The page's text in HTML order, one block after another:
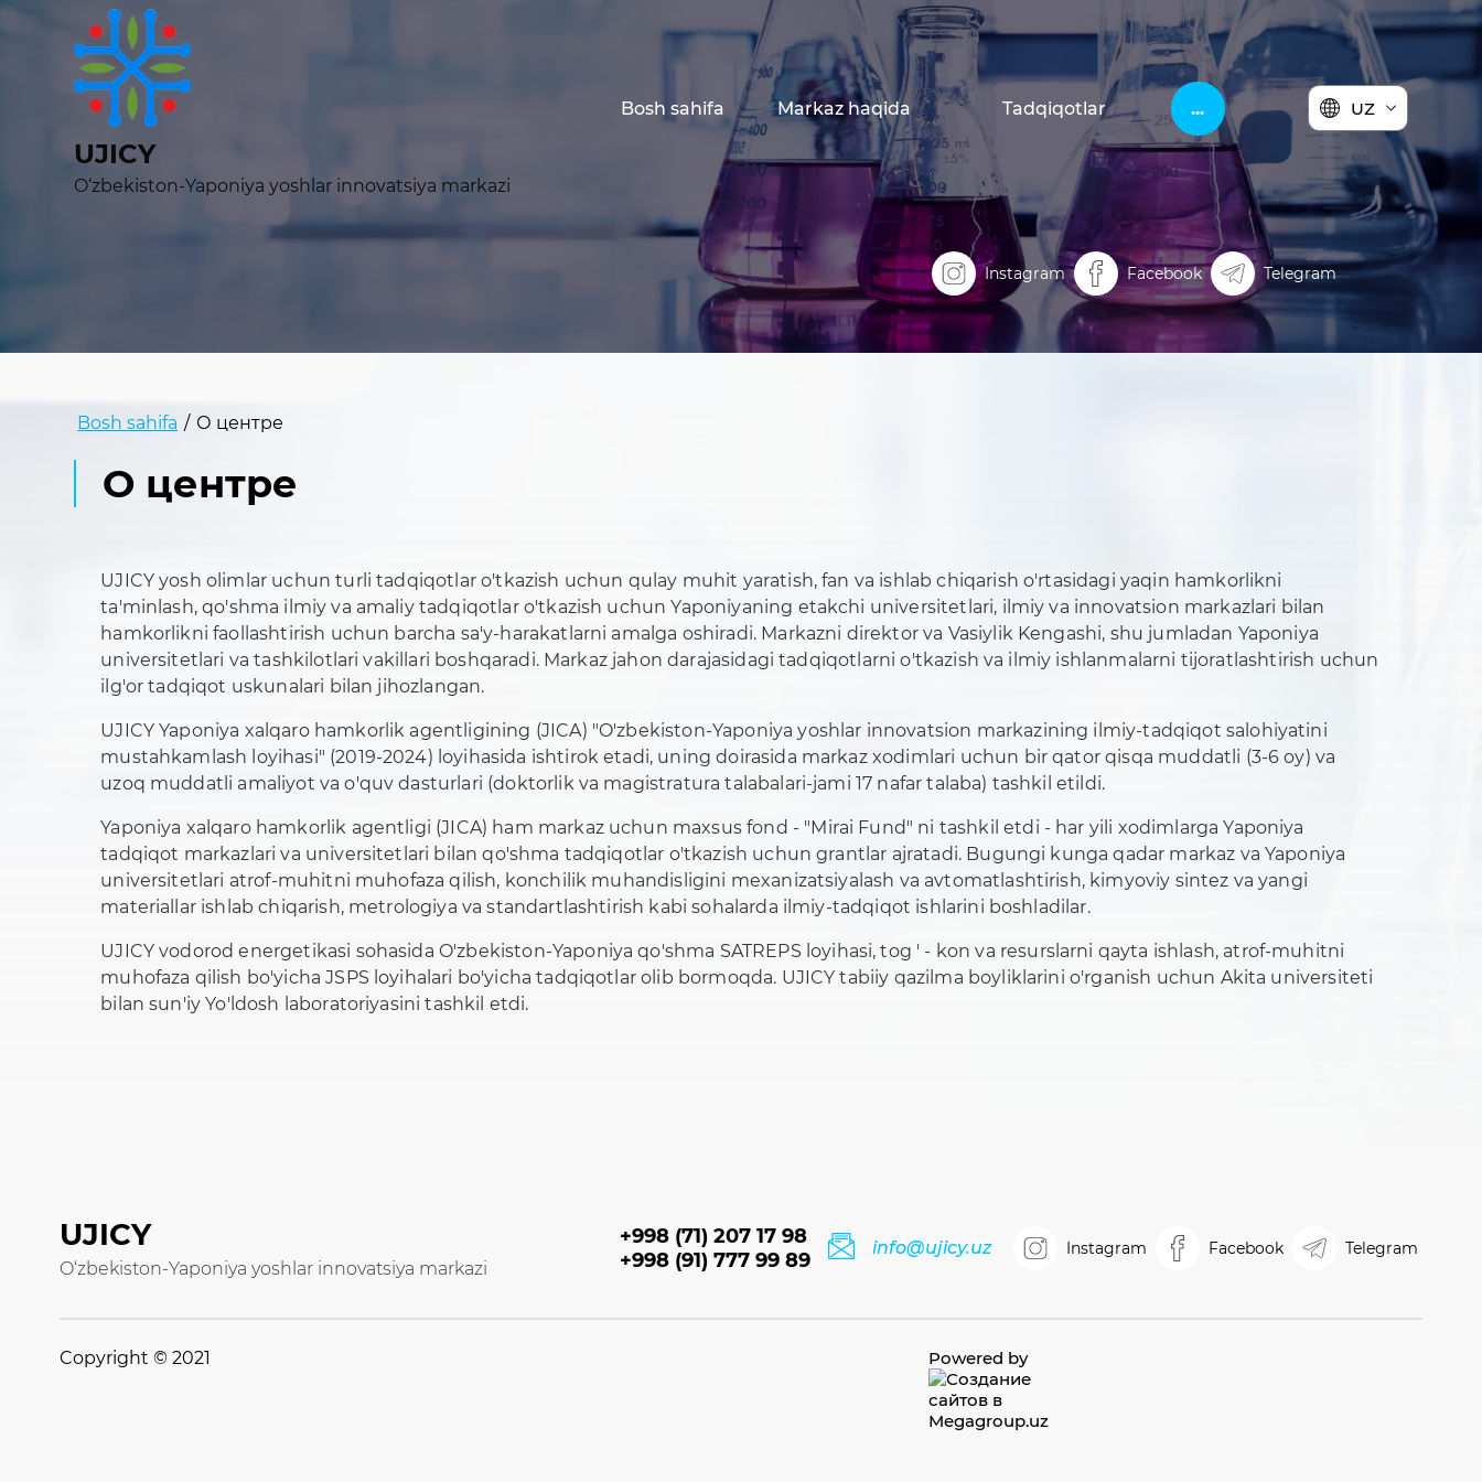
UJICY
O‘zbekiston-Yaponiya yoshlar innovatsiya markazi
Bosh sahifa Markaz haqida Tadqiqotlar ... UZ
Instagram Facebook Telegram
Bosh sahifa / О центре
О центре
UJICY yosh olimlar uchun turli tadqiqotlar o'tkazish uchun qulay muhit yaratish, fan va ishlab chiqarish o'rtasidagi yaqin hamkorlikni
ta'minlash, qo'shma ilmiy va amaliy tadqiqotlar o'tkazish uchun Yaponiyaning etakchi universitetlari, ilmiy va innovatsion markazlari bilan
hamkorlikni faollashtirish uchun barcha sa'y-harakatlarni amalga oshiradi. Markazni direktor va Vasiylik Kengashi, shu jumladan Yaponiya
universitetlari va tashkilotlari vakillari boshqaradi. Markaz jahon darajasidagi tadqiqotlarni o'tkazish va ilmiy ishlanmalarni tijoratlashtirish uchun
ilg'or tadqiqot uskunalari bilan jihozlangan.
UJICY Yaponiya xalqaro hamkorlik agentligining (JICA) "O'zbekiston-Yaponiya yoshlar innovatsion markazining ilmiy-tadqiqot salohiyatini
mustahkamlash loyihasi" (2019-2024) loyihasida ishtirok etadi, uning doirasida markaz xodimlari uchun bir qator qisqa muddatli (3-6 oy) va
uzoq muddatli amaliyot va o'quv dasturlari (doktorlik va magistratura talabalari-jami 17 nafar talaba) tashkil etildi.
Yaponiya xalqaro hamkorlik agentligi (JICA) ham markaz uchun maxsus fond - "Mirai Fund" ni tashkil etdi - har yili xodimlarga Yaponiya
tadqiqot markazlari va universitetlari bilan qo'shma tadqiqotlar o'tkazish uchun grantlar ajratadi. Bugungi kunga qadar markaz va Yaponiya
universitetlari atrof-muhitni muhofaza qilish, konchilik muhandisligini mexanizatsiyalash va avtomatlashtirish, kimyoviy sintez va yangi
materiallar ishlab chiqarish, metrologiya va standartlashtirish kabi sohalarda ilmiy-tadqiqot ishlarini boshladilar.
UJICY vodorod energetikasi sohasida O'zbekiston-Yaponiya qo'shma SATREPS loyihasi, tog ' - kon va resurslarni qayta ishlash, atrof-muhitni
muhofaza qilish bo'yicha JSPS loyihalari bo'yicha tadqiqotlar olib bormoqda. UJICY tabiiy qazilma boyliklarini o'rganish uchun Akita universiteti
bilan sun'iy Yo'ldosh laboratoriyasini tashkil etdi.
UJICY
O‘zbekiston-Yaponiya yoshlar innovatsiya markazi
+998 (71) 207 17 98
+998 (91) 777 99 89
info@ujicy.uz Instagram Facebook Telegram
Copyright © 2021 Powered by